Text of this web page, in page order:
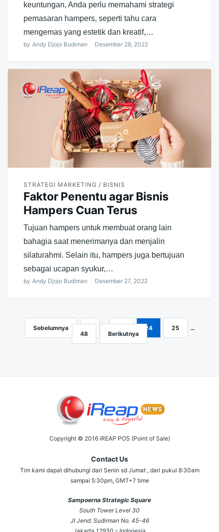
keuntungan, Anda perlu memahami strategi
pemasaran hampers, seperti tahu cara
mengemas yang estetik dan kreatif,…
by Andy Djojo Budiman Desember 28, 2022
STRATEGI MARKETING / BISNIS
Faktor Penentu agar Bisnis
Hampers Cuan Terus
Tujuan hampers untuk membuat orang lain
bahagia saat menerimanya dan menjalin
silaturahmi. Selain itu, hampers juga bertujuan
sebagai ucapan syukur,…
by Andy Djojo Budiman Desember 27, 2022
Navigasi
pos
Sebelumnya 24 25
…
48
Berikutnya
Copyright © 2016 iREAP POS (Point of Sale)
Contact Us
Tim kami dapat dihubungi dari Senin sd Jumat , dari pukul 8:30am
sampai 5:30pm, GMT+7 time
Sampoerna Strategic Square
South Tower Level 30
Jl Jend. Sudirman No. 45-46